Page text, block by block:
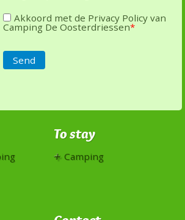
Akkoord met de Privacy Policy van
Camping De Oosterdriessen*
Send
To stay
Camping